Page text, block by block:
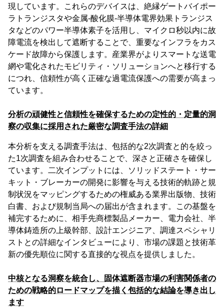
現しています。これらのデバイスは、絶縁ゲートバイポー
ラトランジスタや金属-酸化膜-半導体電界効果トランジス
タなどのパワー半導体素子を活用し、マイクロ秒以内に故
障電流を検出して遮断することで、重要なインフラをカス
ケード故障から保護します。産業界がよりスマートな送電
網や電化されたモビリティ・ソリューションへと移行する
につれ、信頼性が高く正確な過電流保護への需要が高まっ
ています。
分析の頑健性と信頼性を確保するための定性的・定量的洞
察の収集に採用された厳密な調査手法の詳細
本分析を支える調査手法は、包括的な2次調査と的を絞っ
た1次調査を組み合わせることで、深さと正確さを確保し
ています。二次インプットには、ソリッドステート・サー
キット・ブレーカーの開発に影響を与える技術的軌跡と規
制状況をマッピングするための権威ある業界出版物、技術
白書、および規制当局への届出が含まれます。この基盤を
補完するために、相手先商標製品メーカー、電力会社、半
導体鋳造所の上級幹部、設計エンジニア、調達スペシャリ
ストとの詳細なインタビューにより、市場の課題と技術革
新の優先順位に関する直接的な視点を提供しました。
中核となる洞察を統合し、固体遮断器市場の利害関係者の
ための戦略的ロードマップを描く包括的な結論を導き出し
ます